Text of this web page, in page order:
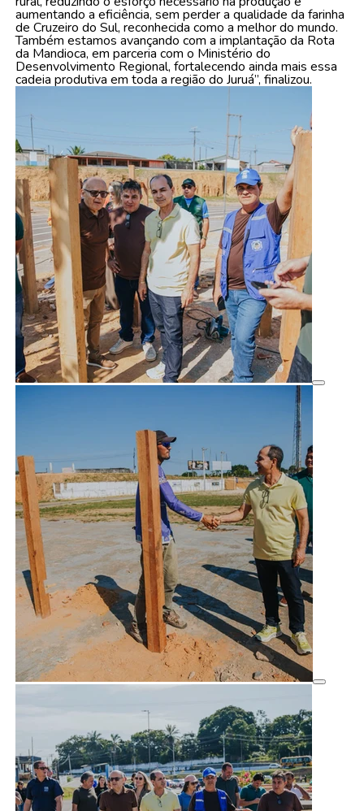
aumentando a eficiência, sem perder a qualidade da farinha
de Cruzeiro do Sul, reconhecida como a melhor do mundo.
Também estamos avançando com a implantação da Rota
da Mandioca, em parceria com o Ministério do
Desenvolvimento Regional, fortalecendo ainda mais essa
cadeia produtiva em toda a região do Juruá”, finalizou.